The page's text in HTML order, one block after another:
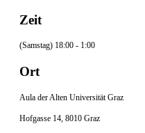
Zeit
(Samstag) 18:00 - 1:00
Ort
Aula der Alten Universität Graz
Hofgasse 14, 8010 Graz